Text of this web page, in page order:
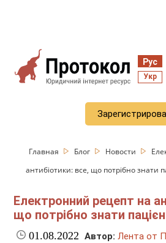
Рус
Укр
Главная Блог Новости
антибіотики: все, що потрібно знати
Електронний рецепт на
що потрібно знати
01.08.2022 Автор: Лента от